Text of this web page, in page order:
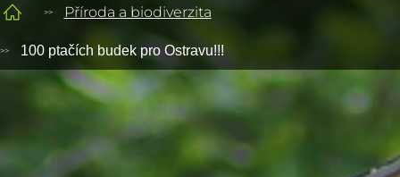
Příroda a biodiverzita
100 ptačích budek pro Ostravu!!!